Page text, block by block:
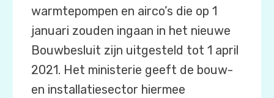
warmtepompen en airco’s die op 1
januari zouden ingaan in het nieuwe
Bouwbesluit zijn uitgesteld tot 1 april
2021. Het ministerie geeft de bouw-
en installatiesector hiermee